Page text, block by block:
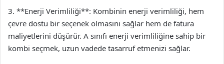
3. **Enerji Verimliliği**: Kombinin enerji verimliliği, hem
çevre dostu bir seçenek olmasını sağlar hem de fatura
maliyetlerini düşürür. A sınıfı enerji verimliliğine sahip bir
kombi seçmek, uzun vadede tasarruf etmenizi sağlar.